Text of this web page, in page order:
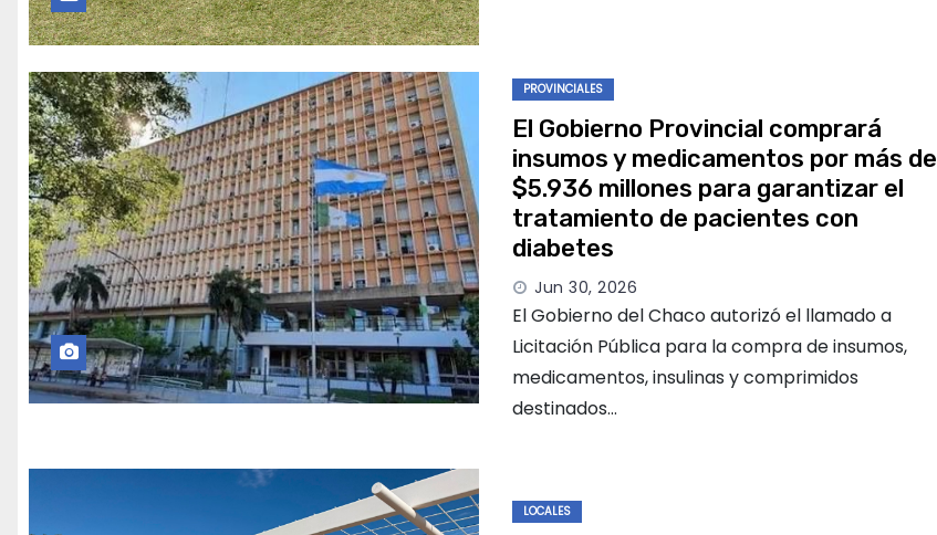
PROVINCIALES
El Gobierno Provincial comprará
insumos y medicamentos por más de
$5.936 millones para garantizar el
tratamiento de pacientes con
diabetes
Jun 30, 2026
El Gobierno del Chaco autorizó el llamado a
Licitación Pública para la compra de insumos,
medicamentos, insulinas y comprimidos
destinados…
LOCALES